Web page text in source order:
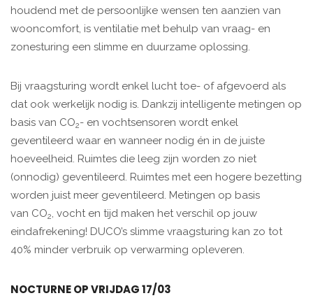
houdend met de persoonlijke wensen ten aanzien van
wooncomfort, is ventilatie met behulp van vraag- en
zonesturing een slimme en duurzame oplossing.
Bij vraagsturing wordt enkel lucht toe- of afgevoerd als
dat ook werkelijk nodig is. Dankzij intelligente metingen op
basis van CO2- en vochtsensoren wordt enkel
geventileerd waar en wanneer nodig én in de juiste
hoeveelheid. Ruimtes die leeg zijn worden zo niet
(onnodig) geventileerd. Ruimtes met een hogere bezetting
worden juist meer geventileerd. Metingen op basis
van CO2, vocht en tijd maken het verschil op jouw
eindafrekening! DUCO’s slimme vraagsturing kan zo tot
40% minder verbruik op verwarming opleveren.
NOCTURNE OP VRIJDAG 17/03